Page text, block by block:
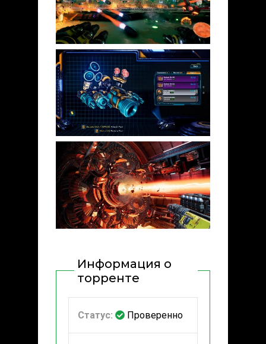
Информация о
торренте
Статус: Проверенно